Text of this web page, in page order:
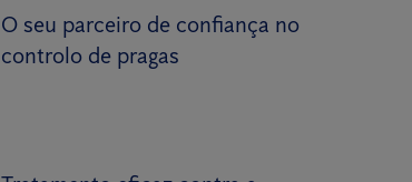
O seu parceiro de confiança no
controlo de pragas